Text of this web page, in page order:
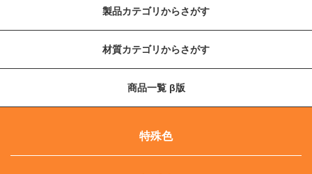
製品カテゴリからさがす
材質カテゴリからさがす
商品一覧 β版
特殊色